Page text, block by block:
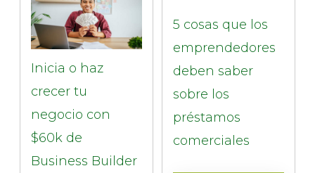
Inicia o haz
crecer tu
negocio con
$60k de
Business Builder
5 cosas que los
emprendedores
deben saber
sobre los
préstamos
comerciales